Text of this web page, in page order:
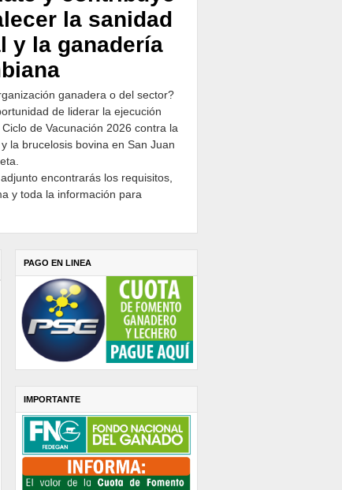
la sanidad
y la ganadería
ganadera o del sector?
de liderar la ejecución
de Vacunación 2026 contra la
la brucelosis bovina en San Juan
encontrarás los requisitos,
y toda la información para
PAGO EN LINEA
IMPORTANTE